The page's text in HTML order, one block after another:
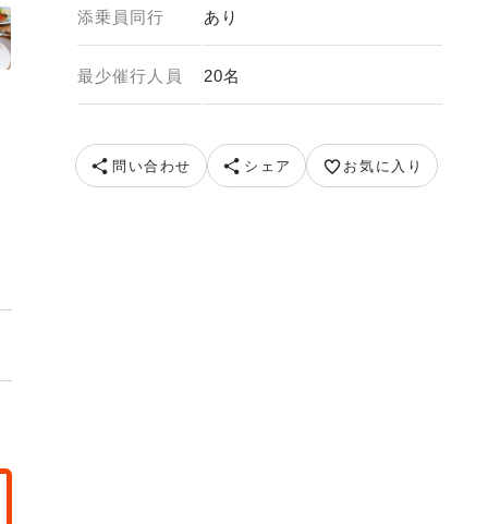
） 提供元：高千穂町観光協会
添乗員同行 あり
最少催行人員 20名
問い合わせ シェア お気に入り